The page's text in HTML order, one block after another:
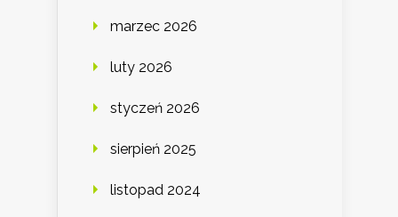
marzec 2026
luty 2026
styczeń 2026
sierpień 2025
listopad 2024